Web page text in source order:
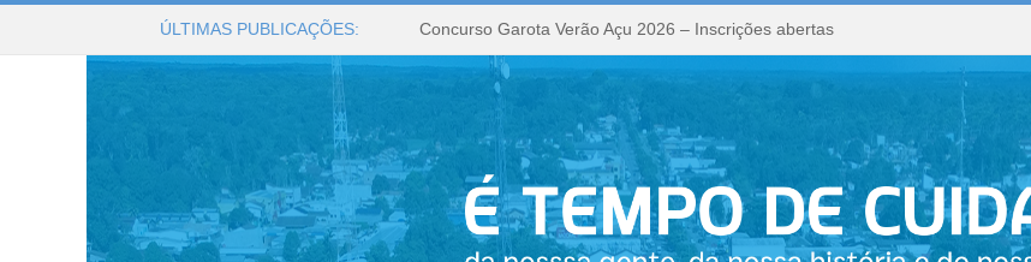
ÚLTIMAS PUBLICAÇÕES: Concurso Garota Verão Açu 2026 – Inscrições abertas